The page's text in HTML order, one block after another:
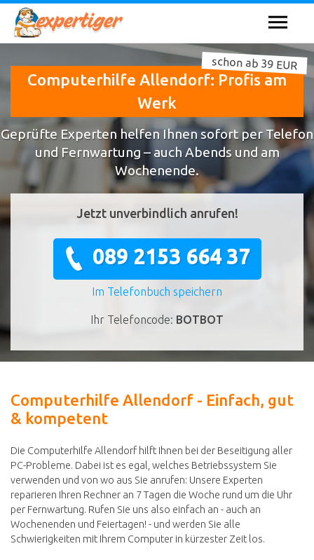
Computerhilfe Allendorf: Profis am
Werk
schon ab 39 EUR
Geprüfte Experten helfen Ihnen sofort per Telefon
und Fernwartung – auch Abends und am
Wochenende.
Jetzt unverbindlich anrufen!
089 2153 664 37
Im Telefonbuch speichern
Ihr Telefoncode: BOTBOT
Computerhilfe Allendorf - Einfach, gut
& kompetent
Die Computerhilfe Allendorf hilft Ihnen bei der Beseitigung aller
PC-Probleme. Dabei ist es egal, welches Betriebssystem Sie
verwenden und von wo aus Sie anrufen: Unsere Experten
reparieren Ihren Rechner an 7 Tagen die Woche rund um die Uhr
per Fernwartung. Rufen Sie uns also einfach an - auch an
Wochenenden und Feiertagen! - und werden Sie alle
Schwierigkeiten mit Ihrem Computer in kürzester Zeit los.